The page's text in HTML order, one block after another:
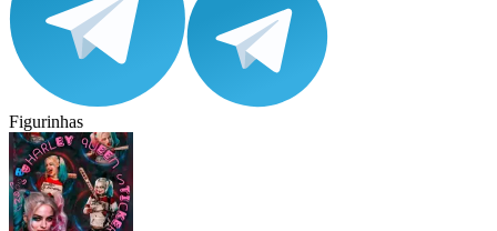
Figurinhas